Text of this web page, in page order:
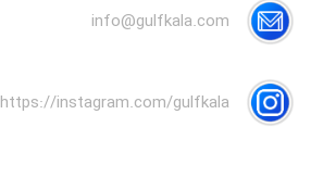
info@gulfkala.com
https://instagram.com/gulfkala